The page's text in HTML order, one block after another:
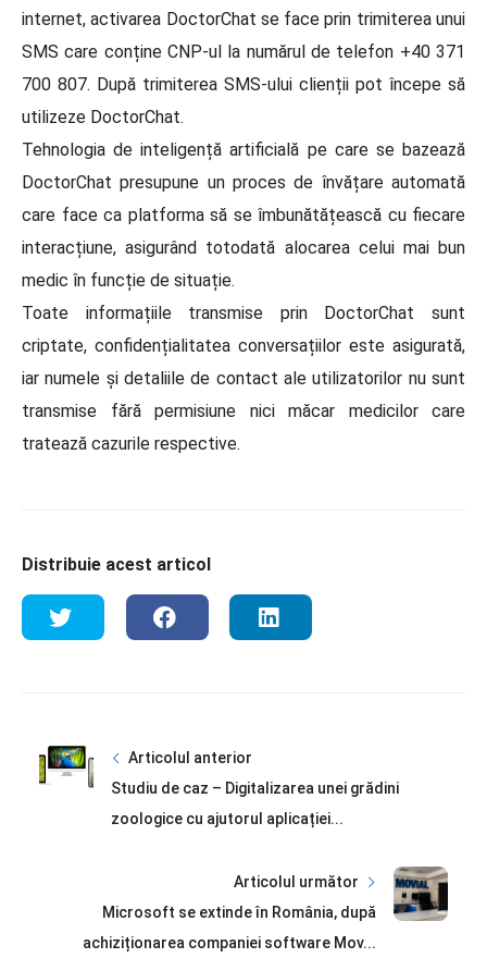
internet, activarea DoctorChat se face prin trimiterea unui
SMS care conține CNP-ul la numărul de telefon +40 371
700 807. După trimiterea SMS-ului clienții pot începe să
utilizeze DoctorChat.
Tehnologia de inteligență artificială pe care se bazează
DoctorChat presupune un proces de învățare automată
care face ca platforma să se îmbunătățească cu fiecare
interacțiune, asigurând totodată alocarea celui mai bun
medic în funcție de situație.
Toate informațiile transmise prin DoctorChat sunt
criptate, confidențialitatea conversațiilor este asigurată,
iar numele și detaliile de contact ale utilizatorilor nu sunt
transmise fără permisiune nici măcar medicilor care
tratează cazurile respective.
Distribuie acest articol
Articolul anterior
Studiu de caz – Digitalizarea unei grădini
zoologice cu ajutorul aplicației...
Articolul următor
Microsoft se extinde în România, după
achiziționarea companiei software Mov...